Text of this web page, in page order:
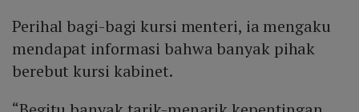
Perihal bagi-bagi kursi menteri, ia mengaku
mendapat informasi bahwa banyak pihak
berebut kursi kabinet.